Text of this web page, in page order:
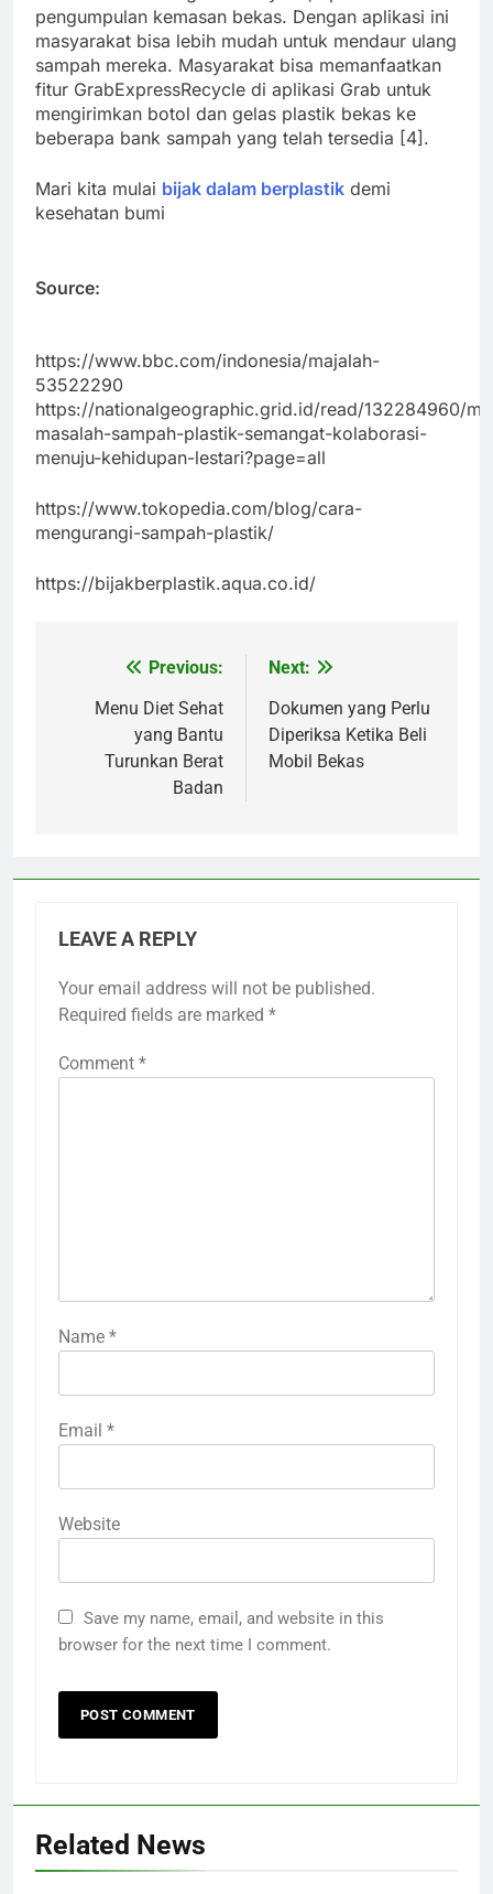
pengumpulan kemasan bekas. Dengan aplikasi ini
masyarakat bisa lebih mudah untuk mendaur ulang
sampah mereka. Masyarakat bisa memanfaatkan
fitur GrabExpressRecycle di aplikasi Grab untuk
mengirimkan botol dan gelas plastik bekas ke
beberapa bank sampah yang telah tersedia [4].
Mari kita mulai bijak dalam berplastik demi
kesehatan bumi
Source:
https://www.bbc.com/indonesia/majalah-
53522290
https://nationalgeographic.grid.id/read/132284960/
masalah-sampah-plastik-semangat-kolaborasi-
menuju-kehidupan-lestari?page=all
https://www.tokopedia.com/blog/cara-
mengurangi-sampah-plastik/
https://bijakberplastik.aqua.co.id/
navigation
Previous:
Menu Diet Sehat
yang Bantu
Turunkan Berat
Badan
Next:
Dokumen yang Perlu
Diperiksa Ketika Beli
Mobil Bekas
LEAVE A REPLY
Your email address will not be published.
Required fields are marked *
Comment *
Name *
Email *
Website
Save my name, email, and website in this
browser for the next time I comment.
Related News